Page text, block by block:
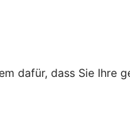
dafür, dass Sie Ihre